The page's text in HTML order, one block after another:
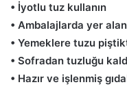
• İyotlu tuz kullanın
• Ambalajlarda yer
• Yemeklere tuzu
• Sofradan tuzluğu
• Hazır ve işlenmiş